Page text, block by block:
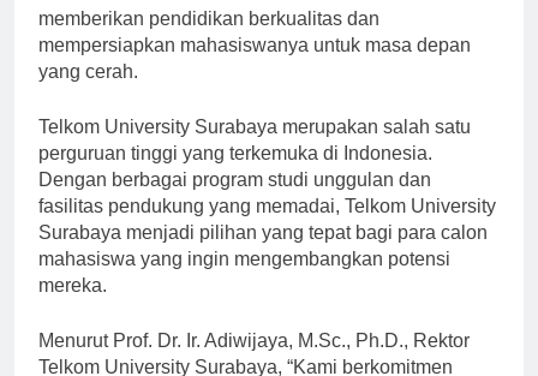
media sosial mereka. Universitas ini telah terbukti
memberikan pendidikan berkualitas dan
mempersiapkan mahasiswanya untuk masa depan
Telkom University Surabaya merupakan salah satu
perguruan tinggi yang terkemuka di Indonesia.
Dengan berbagai program studi unggulan dan
fasilitas pendukung yang memadai, Telkom University
Surabaya menjadi pilihan yang tepat bagi para calon
mahasiswa yang ingin mengembangkan potensi
Menurut Prof. Dr. Ir. Adiwijaya, M.Sc., Ph.D., Rektor